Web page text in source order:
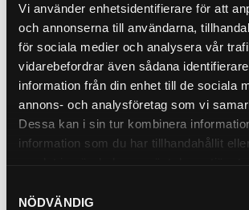
Vi använder enhetsidentifierare för att
och annonserna till användarna,
för sociala medier och analysera vår
vidarebefordrar även sådana
information från din enhet till de sociala
annons- och analysföretag som vi
Dessa kan i sin tur kombinera
information som du har tillhandahållit
NÖDVÄNDIG
PU23-6